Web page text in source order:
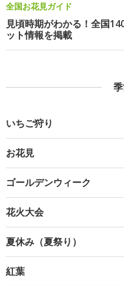
全国お花見ガイド
見頃時期がわかる！全国
ット情報を掲載
いちご狩り
お花見
ゴールデンウィーク
花火大会
夏休み（夏祭り）
紅葉